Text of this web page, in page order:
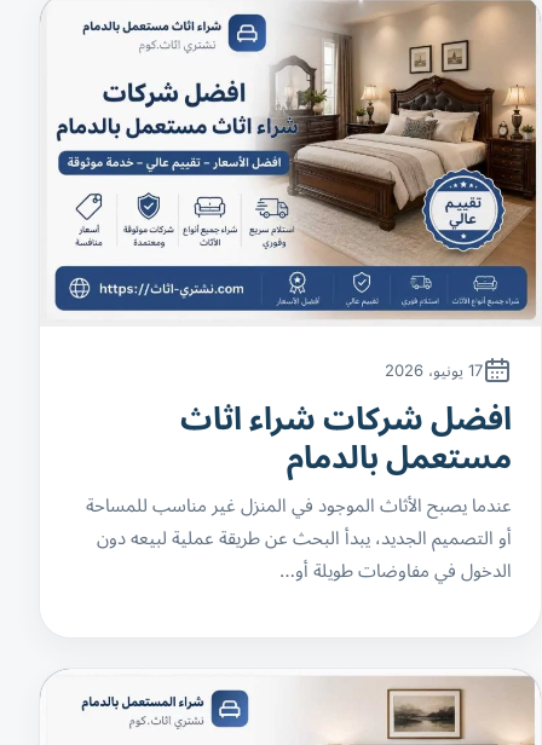
17 يونيو، 2026
افضل شركات شراء اثاث
مستعمل بالدمام
عندما يصبح الأثاث الموجود في المنزل غير مناسب للمساحة
أو التصميم الجديد، يبدأ البحث عن طريقة عملية لبيعه دون
الدخول في مفاوضات طويلة أو…